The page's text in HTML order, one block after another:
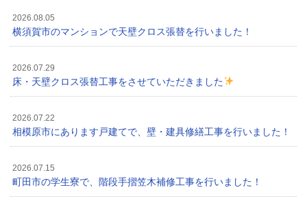
2026.08.05
横須賀市のマンションで天壁クロス張替を行いました！
2026.07.29
床・天壁クロス張替工事をさせていただきました
2026.07.22
相模原市にあります戸建てで、壁・建具修繕工事を行いました！
2026.07.15
町田市の学生寮で、階段手摺笠木補修工事を行いました！